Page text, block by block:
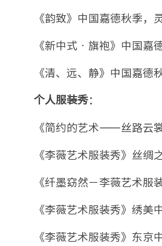
《韵致》中国嘉德秋季，
《新中式•旗袍》中国嘉
《清、远、静》中国嘉
个人服装秀：
《简约的艺术——丝路云
《李薇艺术服装秀》丝
《纤墨窈然－李薇艺术
《李薇艺术服装秀》绣
《李薇艺术服装秀》东京